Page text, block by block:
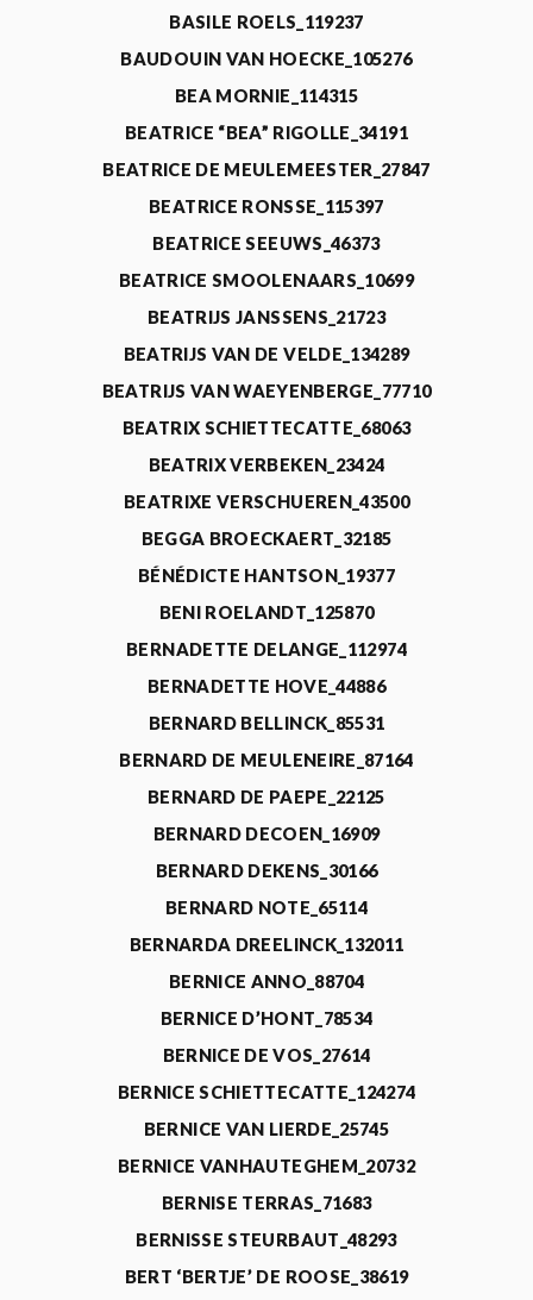
BASILE ROELS_119237
BAUDOUIN VAN HOECKE_105276
BEA MORNIE_114315
BEATRICE “BEA” RIGOLLE_34191
BEATRICE DE MEULEMEESTER_27847
BEATRICE RONSSE_115397
BEATRICE SEEUWS_46373
BEATRICE SMOOLENAARS_10699
BEATRIJS JANSSENS_21723
BEATRIJS VAN DE VELDE_134289
BEATRIJS VAN WAEYENBERGE_77710
BEATRIX SCHIETTECATTE_68063
BEATRIX VERBEKEN_23424
BEATRIXE VERSCHUEREN_43500
BEGGA BROECKAERT_32185
BÉNÉDICTE HANTSON_19377
BENI ROELANDT_125870
BERNADETTE DELANGE_112974
BERNADETTE HOVE_44886
BERNARD BELLINCK_85531
BERNARD DE MEULENEIRE_87164
BERNARD DE PAEPE_22125
BERNARD DECOEN_16909
BERNARD DEKENS_30166
BERNARD NOTE_65114
BERNARDA DREELINCK_132011
BERNICE ANNO_88704
BERNICE D’HONT_78534
BERNICE DE VOS_27614
BERNICE SCHIETTECATTE_124274
BERNICE VAN LIERDE_25745
BERNICE VANHAUTEGHEM_20732
BERNISE TERRAS_71683
BERNISSE STEURBAUT_48293
BERT ‘BERTJE’ DE ROOSE_38619